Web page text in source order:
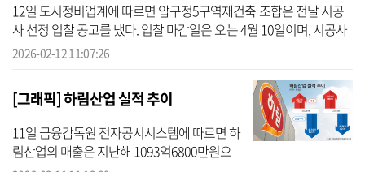
12일 도시정비업계에 따르면 압구정5구역재건축 조합은 전날 시공
사 선정 입찰 공고를 냈다. 입찰 마감일은 오는 4월 10일이며, 시공사
선정 총회는 5월 예정돼 있다. 압구정5구역 재건축은 서울 강남구 압
2026-02-12 11:07:26
[그래픽] 하림산업 실적 추이
11일 금융감독원 전자공시시스템에 따르면 하
림산업의 매출은 지난해 1093억6800만원으